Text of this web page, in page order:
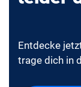
Entdecke
trage dich in